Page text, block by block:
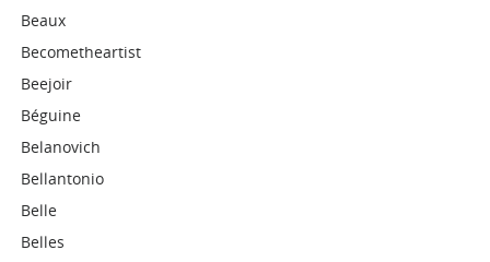
Beaux
Becometheartist
Beejoir
Béguine
Belanovich
Bellantonio
Belle
Belles